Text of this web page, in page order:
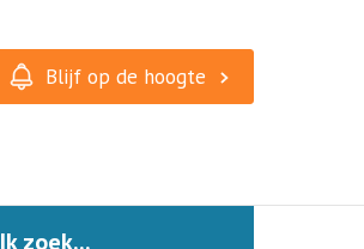
Blijf op de hoogte
Ik zoek...